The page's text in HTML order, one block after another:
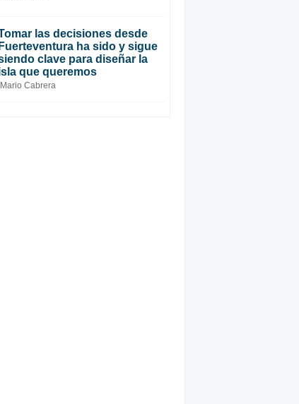
las decisiones desde
Fuerteventura ha sido y sigue
clave para diseñar la
que queremos
Mario Cabrera